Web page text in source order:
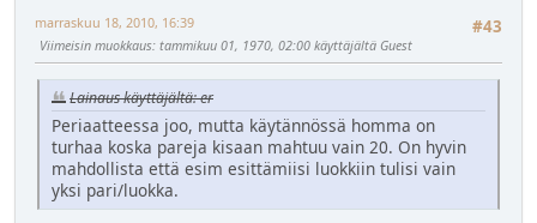
#43
marraskuu 18, 2010, 16:39
Viimeisin muokkaus: tammikuu 01, 1970, 02:00 käyttäjältä Guest
Lainaus käyttäjältä: er
Periaatteessa joo, mutta käytännössä homma on
turhaa koska pareja kisaan mahtuu vain 20. On hyvin
mahdollista että esim esittämiisi luokkiin tulisi vain
yksi pari/luokka.